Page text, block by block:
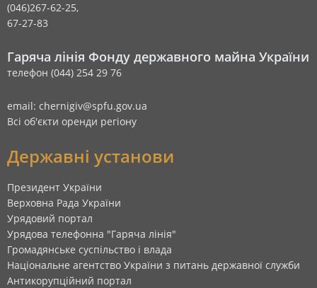
(046)267-62-25,
67-27-83
Гаряча лінія Фонду державного майна України
телефон (044) 254 29 76
email: chernigiv@spfu.gov.ua
Всі об'єкти оренди регіону
Державні установи
Президент України
Верховна Рада України
Урядовий портал
Урядова телефонна "Гаряча лінія"
Громадянське суспільство і влада
Національне агентство України з питань державної служби
Антикорупційний портал